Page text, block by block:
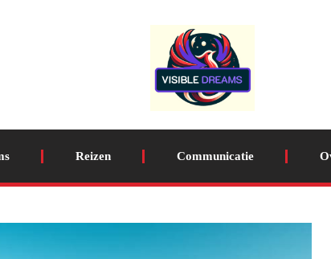
Reizen Communicatie